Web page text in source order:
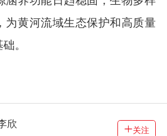
为黄河流域生态保护和高质量
。
欣 关注